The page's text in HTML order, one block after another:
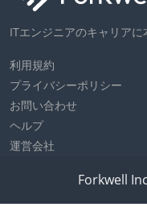
ITエンジニアのキャリア
利用規約
プライバシーポリシー
お問い合わせ
ヘルプ
運営会社
Forkwell